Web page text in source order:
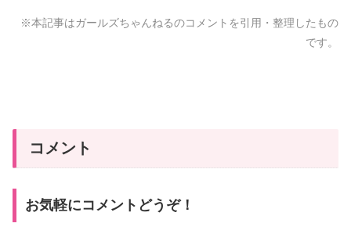
※本記事はガールズちゃんねるのコメントを引用・整理したもの
です。
コメント
お気軽にコメントどうぞ！